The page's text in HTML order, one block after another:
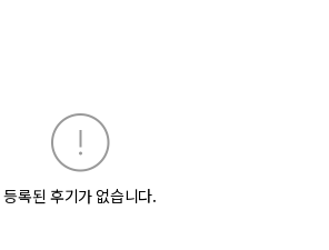
등록된 후기가 없습니다.